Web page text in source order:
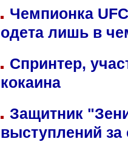
Чемпионка
одета лишь в
Спринтер,
кокаина
Защитник
выступлений